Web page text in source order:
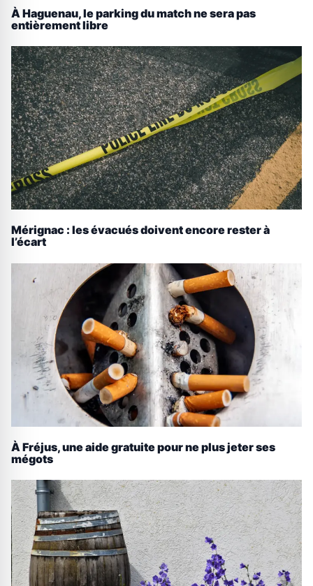
À Haguenau, le parking du match ne sera pas
entièrement libre
Mérignac : les évacués doivent encore rester à
l’écart
À Fréjus, une aide gratuite pour ne plus jeter ses
mégots